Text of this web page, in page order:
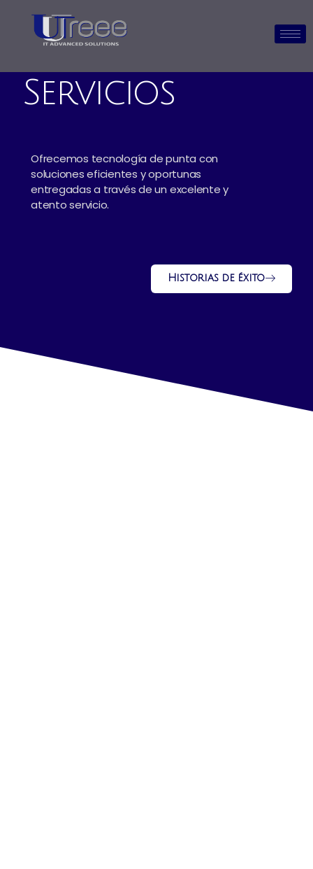
Servicios
Ofrecemos tecnología de punta con
soluciones eficientes y oportunas
entregadas a través de un excelente y
atento servicio.
Historias de éxito